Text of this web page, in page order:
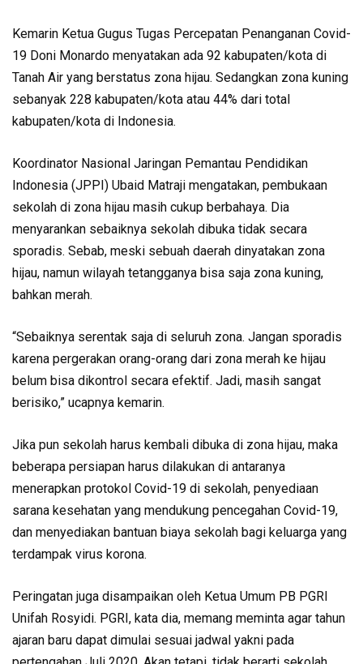
Kemarin Ketua Gugus Tugas Percepatan Penanganan Covid-
19 Doni Monardo menyatakan ada 92 kabupaten/kota di
Tanah Air yang berstatus zona hijau. Sedangkan zona kuning
sebanyak 228 kabupaten/kota atau 44% dari total
kabupaten/kota di Indonesia.
Koordinator Nasional Jaringan Pemantau Pendidikan
Indonesia (JPPI) Ubaid Matraji mengatakan, pembukaan
sekolah di zona hijau masih cukup berbahaya. Dia
menyarankan sebaiknya sekolah dibuka tidak secara
sporadis. Sebab, meski sebuah daerah dinyatakan zona
hijau, namun wilayah tetangganya bisa saja zona kuning,
bahkan merah.
“Sebaiknya serentak saja di seluruh zona. Jangan sporadis
karena pergerakan orang-orang dari zona merah ke hijau
belum bisa dikontrol secara efektif. Jadi, masih sangat
berisiko,” ucapnya kemarin.
Jika pun sekolah harus kembali dibuka di zona hijau, maka
beberapa persiapan harus dilakukan di antaranya
menerapkan protokol Covid-19 di sekolah, penyediaan
sarana kesehatan yang mendukung pencegahan Covid-19,
dan menyediakan bantuan biaya sekolah bagi keluarga yang
terdampak virus korona.
Peringatan juga disampaikan oleh Ketua Umum PB PGRI
Unifah Rosyidi. PGRI, kata dia, memang meminta agar tahun
ajaran baru dapat dimulai sesuai jadwal yakni pada